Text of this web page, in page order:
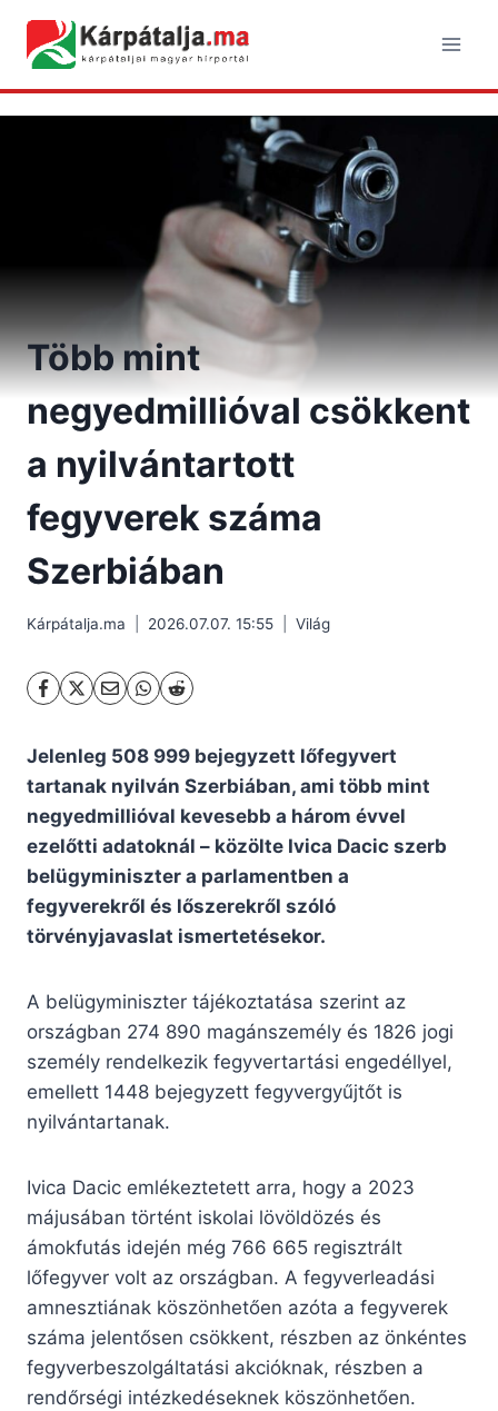
content
Több mint
negyedmillióval csökkent
a nyilvántartott
fegyverek száma
Szerbiában
Kárpátalja.ma 2026.07.07. 15:55 Világ
Jelenleg 508 999 bejegyzett lőfegyvert
tartanak nyilván Szerbiában, ami több mint
negyedmillióval kevesebb a három évvel
ezelőtti adatoknál – közölte Ivica Dacic szerb
belügyminiszter a parlamentben a
fegyverekről és lőszerekről szóló
törvényjavaslat ismertetésekor.
A belügyminiszter tájékoztatása szerint az
országban 274 890 magánszemély és 1826 jogi
személy rendelkezik fegyvertartási engedéllyel,
emellett 1448 bejegyzett fegyvergyűjtőt is
nyilvántartanak.
Ivica Dacic emlékeztetett arra, hogy a 2023
májusában történt iskolai lövöldözés és
ámokfutás idején még 766 665 regisztrált
lőfegyver volt az országban. A fegyverleadási
amnesztiának köszönhetően azóta a fegyverek
száma jelentősen csökkent, részben az önkéntes
fegyverbeszolgáltatási akcióknak, részben a
rendőrségi intézkedéseknek köszönhetően.